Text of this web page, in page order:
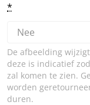
*
De afbeelding
deze is indicatief
zal komen te zien.
worden
duren.